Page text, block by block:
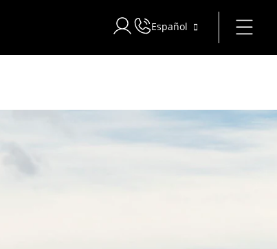
Iniciar sesión en Star Traveler o
Español